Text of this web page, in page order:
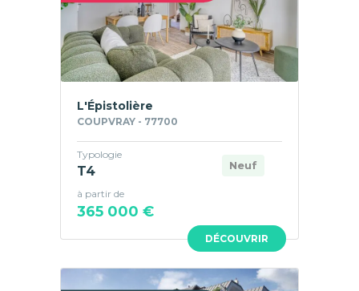
DÉCOUVRIR
L'Épistolière
COUPVRAY - 77700
Neuf
Typologie
T4
à partir de
365 000 €